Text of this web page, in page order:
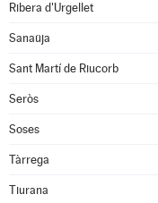
Ribera d'Urgellet
Sanaüja
Sant Martí de Riucorb
Seròs
Soses
Tàrrega
Tiurana